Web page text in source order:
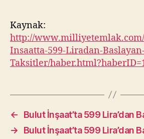
Kaynak:
http://
Insaatta-599-Liradan-
Taksitler/
←
Bulut İnşaat’ta 599 Lira’dan
→
Bulut İnşaat’ta 599 Lira’dan